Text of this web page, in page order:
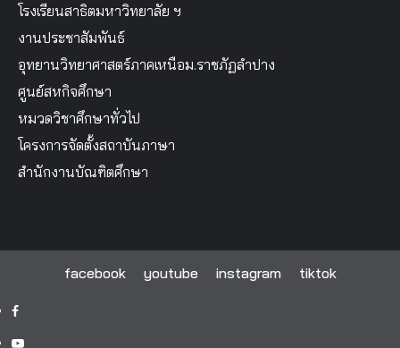
โรงเรียนสาธิตมหาวิทยาลัย ฯ
งานประชาสัมพันธ์
อุทยานวิทยาศาสตร์ภาคเหนือม.ราชภัฏลำปาง
ศูนย์สหกิจศึกษา
หมวดวิชาศึกษาทั่วไป
โครงการจัดตั้งสถาบันภาษา
สำนักงานบัณฑิตศึกษา
facebook youtube instagram tiktok
facebook
youtube